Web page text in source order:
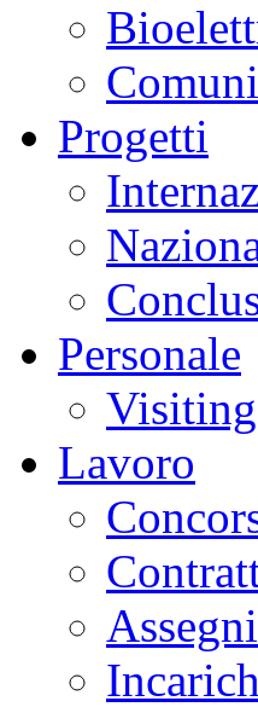
Progetti
Personale
Lavoro